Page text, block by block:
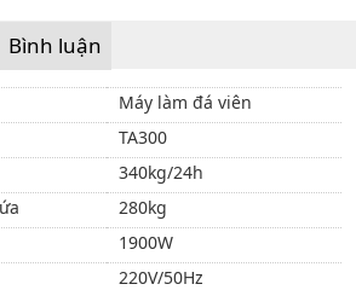
Bình luận
Máy làm đá viên
TA300
340kg/24h
280kg
1900W
220V/50Hz